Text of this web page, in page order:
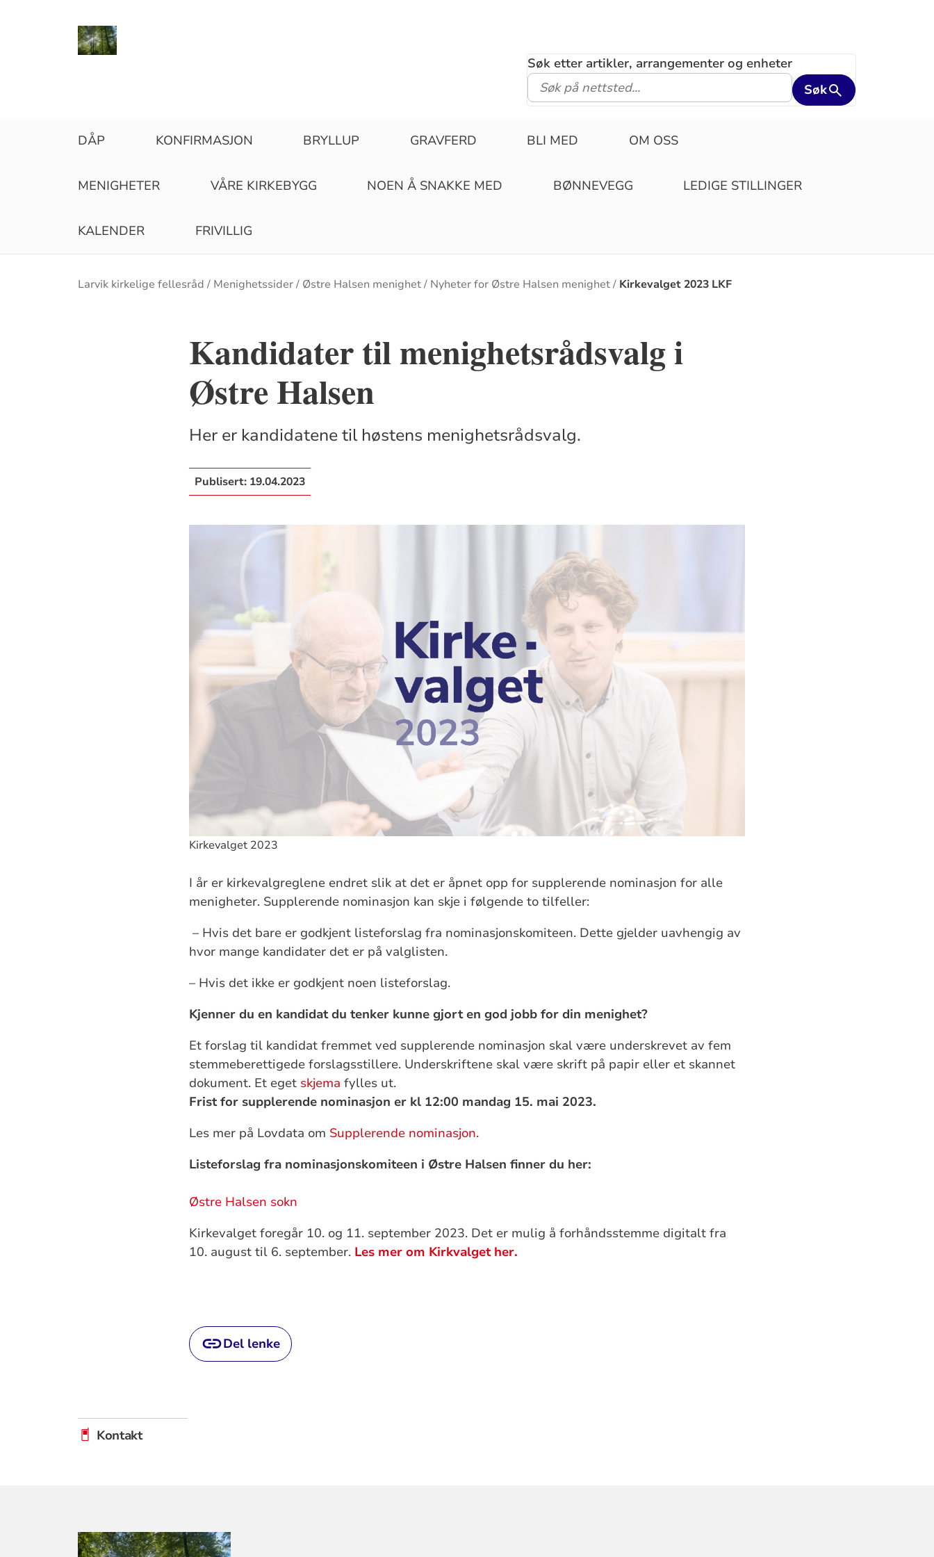
Søk etter artikler, arrangementer og enheter
Søk
DÅP KONFIRMASJON BRYLLUP GRAVFERD BLI MED OM OSS
MENIGHETER VÅRE KIRKEBYGG NOEN Å SNAKKE MED BØNNEVEGG LEDIGE STILLINGER
KALENDER FRIVILLIG
Brødsmulesti
Larvik kirkelige fellesråd Menighetssider Østre Halsen menighet Nyheter for Østre Halsen menighet Kirkevalget 2023 LKF
Kandidater til menighetsrådsvalg i
Østre Halsen
Her er kandidatene til høstens menighetsrådsvalg.
Publisert: 19.04.2023
Kirkevalget 2023
I år er kirkevalgreglene endret slik at det er åpnet opp for supplerende nominasjon for alle
menigheter. Supplerende nominasjon kan skje i følgende to tilfeller:
– Hvis det bare er godkjent listeforslag fra nominasjonskomiteen. Dette gjelder uavhengig av
hvor mange kandidater det er på valglisten.
– Hvis det ikke er godkjent noen listeforslag.
Kjenner du en kandidat du tenker kunne gjort en god jobb for din menighet?
Et forslag til kandidat fremmet ved supplerende nominasjon skal være underskrevet av fem
stemmeberettigede forslagsstillere. Underskriftene skal være skrift på papir eller et skannet
dokument. Et eget skjema fylles ut.
Frist for supplerende nominasjon er kl 12:00 mandag 15. mai 2023.
Les mer på Lovdata om Supplerende nominasjon.
Listeforslag fra nominasjonskomiteen i Østre Halsen finner du her:
Østre Halsen sokn
Kirkevalget foregår 10. og 11. september 2023. Det er mulig å forhåndsstemme digitalt fra
10. august til 6. september. Les mer om Kirkvalget her.
Del lenke
Kontakt
KONTAKTINFORMASJON
FOR